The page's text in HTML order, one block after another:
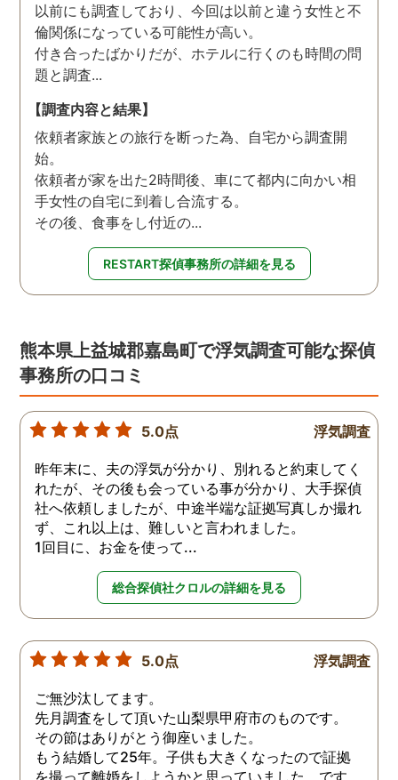
以前にも調査しており、今回は以前と違う女性と不
倫関係になっている可能性が高い。
付き合ったばかりだが、ホテルに行くのも時間の問
題と調査...
【調査内容と結果】
依頼者家族との旅行を断った為、自宅から調査開
始。
依頼者が家を出た2時間後、車にて都内に向かい相
手女性の自宅に到着し合流する。
その後、食事をし付近の...
RESTART探偵事務所の詳細を見る
熊本県上益城郡嘉島町で浮気調査可能な探偵
事務所の口コミ
5.0点 浮気調査
昨年末に、夫の浮気が分かり、別れると約束してく
れたが、その後も会っている事が分かり、大手探偵
社へ依頼しましたが、中途半端な証拠写真しか撮れ
ず、これ以上は、難しいと言われました。
1回目に、お金を使って...
総合探偵社クロルの詳細を見る
5.0点 浮気調査
ご無沙汰してます。
先月調査をして頂いた山梨県甲府市のものです。
その節はありがとう御座いました。
もう結婚して25年。子供も大きくなったので証拠
を撮って離婚をしようかと思っていました。です